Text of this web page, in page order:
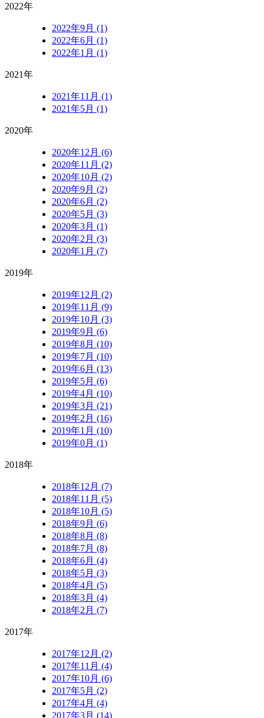
2022年
2022年9月 (1)
2022年6月 (1)
2022年1月 (1)
2021年
2021年11月 (1)
2021年5月 (1)
2020年
2020年12月 (6)
2020年11月 (2)
2020年10月 (2)
2020年9月 (2)
2020年6月 (2)
2020年5月 (3)
2020年3月 (1)
2020年2月 (3)
2020年1月 (7)
2019年
2019年12月 (2)
2019年11月 (9)
2019年10月 (3)
2019年9月 (6)
2019年8月 (10)
2019年7月 (10)
2019年6月 (13)
2019年5月 (6)
2019年4月 (10)
2019年3月 (21)
2019年2月 (16)
2019年1月 (10)
2019年0月 (1)
2018年
2018年12月 (7)
2018年11月 (5)
2018年10月 (5)
2018年9月 (6)
2018年8月 (8)
2018年7月 (8)
2018年6月 (4)
2018年5月 (3)
2018年4月 (5)
2018年3月 (4)
2018年2月 (7)
2017年
2017年12月 (2)
2017年11月 (4)
2017年10月 (6)
2017年5月 (2)
2017年4月 (4)
2017年3月 (14)